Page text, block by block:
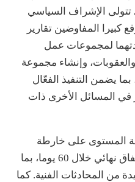
تتولى الإشراف السياسي
المفاوضين تقارير
لمجموعات عمل
وإنشاء مجموعة
يضمن التنفيذ الفعّال
في المسائل الأخرى ذات
المستوى على خارطة
طريق تهدف إلى التوصل إلى اتفاق نهائي خلال 60 يوما، بما
من المحادثات الفنية. كما